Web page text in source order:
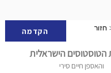
הקדמה >
הישראלית
והאספן חיים סירי